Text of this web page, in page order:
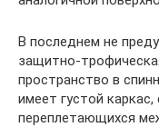
В последнем не
защитно-
пространство в
имеет густой
переплетающихся